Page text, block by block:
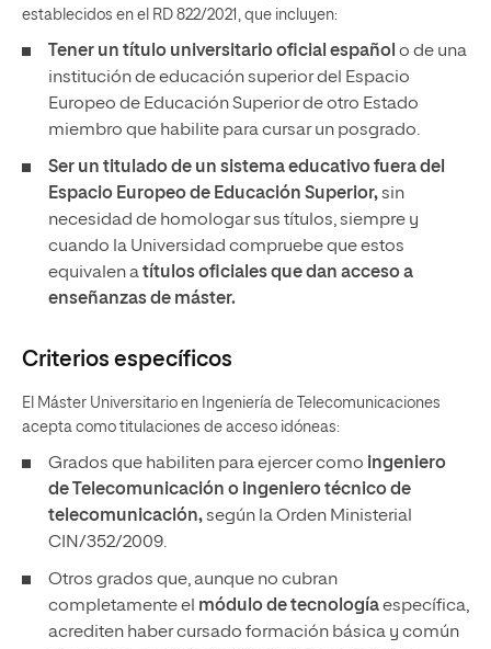
establecidos en el RD 822/2021, que incluyen:
Tener un título universitario oficial español o de una
institución de educación superior del Espacio
Europeo de Educación Superior de otro Estado
miembro que habilite para cursar un posgrado.
Ser un titulado de un sistema educativo fuera del
Espacio Europeo de Educación Superior,sin
necesidad de homologar sus títulos, siempre y
cuando la Universidad compruebe que estos
equivalen atítulos oficiales que dan acceso a
enseñanzas de máster.
Criterios específicos
El Máster Universitario en Ingeniería de Telecomunicaciones
acepta como titulaciones de acceso idóneas:
Grados que habiliten para ejercer como ingeniero
de Telecomunicación o ingeniero técnico de
telecomunicación,según la Orden Ministerial
CIN/352/2009.
Otros grados que, aunque no cubran
completamente el módulo de tecnologíaespecífica,
acrediten haber cursado formación básica y común